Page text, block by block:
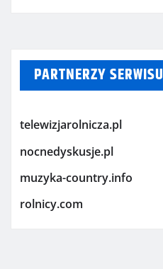
PARTNERZY SERWISU
telewizjarolnicza.pl
nocnedyskusje.pl
muzyka-country.info
rolnicy.com